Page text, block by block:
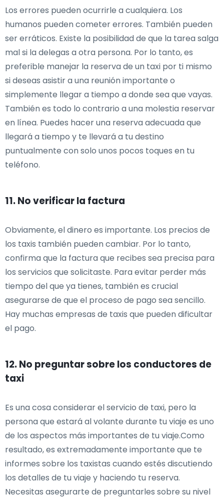
Los errores pueden ocurrirle a cualquiera. Los
humanos pueden cometer errores. También pueden
ser erráticos. Existe la posibilidad de que la tarea salga
mal si la delegas a otra persona. Por lo tanto, es
preferible manejar la reserva de un taxi por ti mismo
si deseas asistir a una reunión importante o
simplemente llegar a tiempo a donde sea que vayas.
También es todo lo contrario a una molestia reservar
en línea. Puedes hacer una reserva adecuada que
llegará a tiempo y te llevará a tu destino
puntualmente con solo unos pocos toques en tu
teléfono.
11. No verificar la factura
Obviamente, el dinero es importante. Los precios de
los taxis también pueden cambiar. Por lo tanto,
confirma que la factura que recibes sea precisa para
los servicios que solicitaste. Para evitar perder más
tiempo del que ya tienes, también es crucial
asegurarse de que el proceso de pago sea sencillo.
Hay muchas empresas de taxis que pueden dificultar
el pago.
12. No preguntar sobre los conductores de
taxi
Es una cosa considerar el servicio de taxi, pero la
persona que estará al volante durante tu viaje es uno
de los aspectos más importantes de tu viaje.Como
resultado, es extremadamente importante que te
informes sobre los taxistas cuando estés discutiendo
los detalles de tu viaje y haciendo tu reserva.
Necesitas asegurarte de preguntarles sobre su nivel